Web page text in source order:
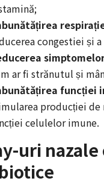
congestiei și
ar fi strănutul și
funcției
producției de
celulelor imune.
uri nazale